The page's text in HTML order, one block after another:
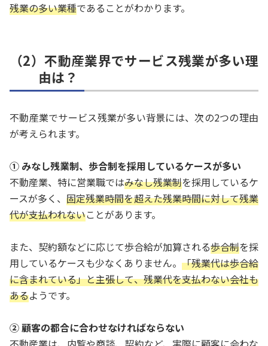
残業の多い業種であることがわかります。
（2）不動産業界でサービス残業が多い理
由は？
不動産業でサービス残業が多い背景には、次の2つの理由
が考えられます。
① みなし残業制、歩合制を採用しているケースが多い
不動産業、特に営業職ではみなし残業制を採用しているケ
ースが多く、固定残業時間を超えた残業時間に対して残業
代が支払われないことがあります。
また、契約額などに応じて歩合給が加算される歩合制を採
用しているケースも少なくありません。 「残業代は歩合給
に含まれている」と主張して、残業代を支払わない会社も
あるようです。
② 顧客の都合に合わせなければならない